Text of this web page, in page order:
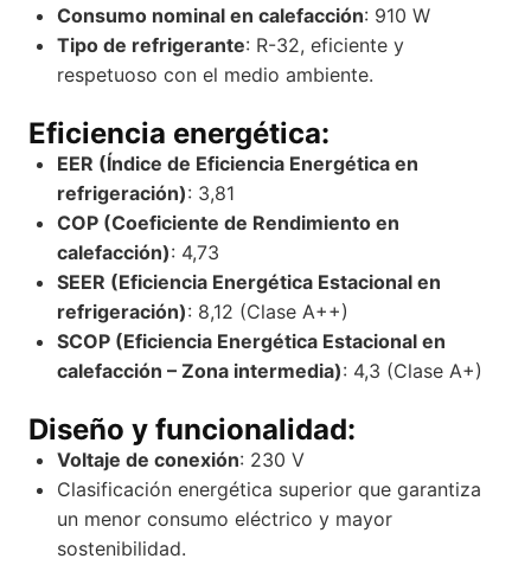
Consumo nominal en calefacción: 910 W
Tipo de refrigerante: R-32, eficiente y
respetuoso con el medio ambiente.
Eficiencia energética:
EER (Índice de Eficiencia Energética en
refrigeración): 3,81
COP (Coeficiente de Rendimiento en
calefacción): 4,73
SEER (Eficiencia Energética Estacional en
refrigeración): 8,12 (Clase A++)
SCOP (Eficiencia Energética Estacional en
calefacción – Zona intermedia): 4,3 (Clase A+)
Diseño y funcionalidad:
Voltaje de conexión: 230 V
Clasificación energética superior que garantiza
un menor consumo eléctrico y mayor
sostenibilidad.